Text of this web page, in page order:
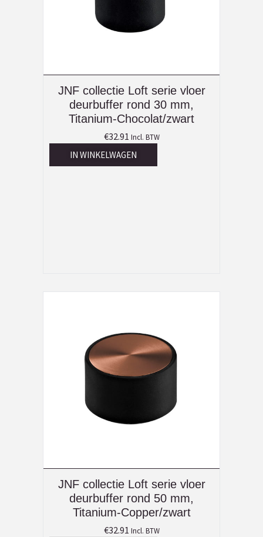
JNF collectie Loft serie vloer
deurbuffer rond 30 mm,
Titanium-Chocolat/zwart
€32.91 Incl. BTW
IN WINKELWAGEN
JNF collectie Loft serie vloer
deurbuffer rond 50 mm,
Titanium-Copper/zwart
€32.91 Incl. BTW